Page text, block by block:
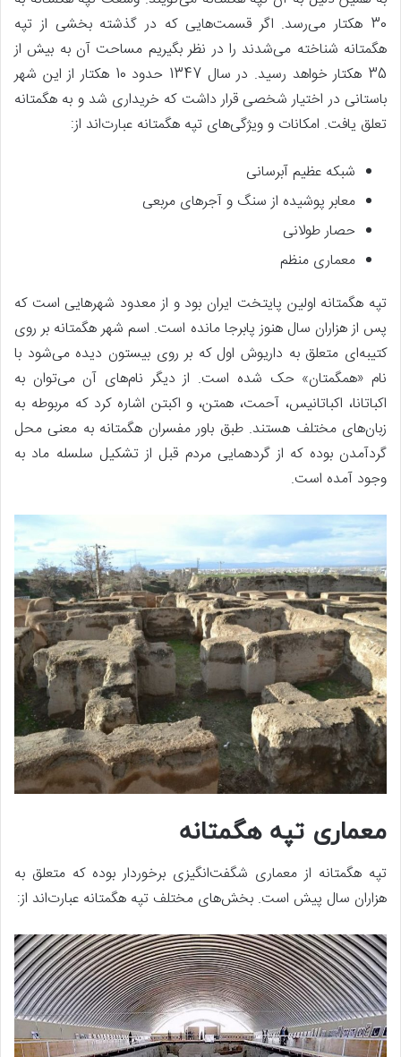
30 هکتار می‌رسد. اگر قسمت‌هایی که در گذشته بخشی از تپه
هگمتانه شناخته می‌شدند را در نظر بگیریم مساحت آن به بیش از
35 هکتار خواهد رسید. در سال 1347 حدود 10 هکتار از این شهر
باستانی در اختیار شخصی قرار داشت که خریداری شد و به هگمتانه
تعلق یافت. امکانات و ویژگی‌های تپه هگمتانه عبارت‌اند از:
شبکه عظیم آبرسانی
معابر پوشیده از سنگ و آجرهای مربعی
حصار طولانی
معماری منظم
تپه هگمتانه اولین پایتخت ایران بود و از معدود شهرهایی است که
پس از هزاران سال هنوز پابرجا مانده است. اسم شهر هگمتانه بر روی
کتیبه‌ای متعلق به داریوش اول که بر روی بیستون دیده می‌شود با
نام «همگمتان» حک شده است. از دیگر نام‌های آن می‌توان به
اکباتانا، اکباتانیس، آحمت، همتن، و اکبتن اشاره کرد که مربوطه به
زبان‌های مختلف هستند. طبق باور مفسران هگمتانه به معنی محل
گردآمدن بوده که از گردهمایی مردم قبل از تشکیل سلسله ماد به
وجود آمده است.
معماری تپه هگمتانه
تپه هگمتانه از معماری شگفت‌انگیزی برخوردار بوده که متعلق به
هزاران سال پیش است. بخش‌های مختلف تپه هگمتانه عبارت‌اند از: